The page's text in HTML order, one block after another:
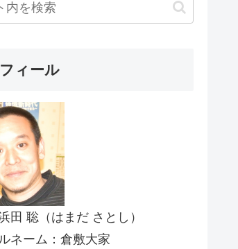
ィール
田 聡（はまだ さとし）
ネーム：倉敷大家